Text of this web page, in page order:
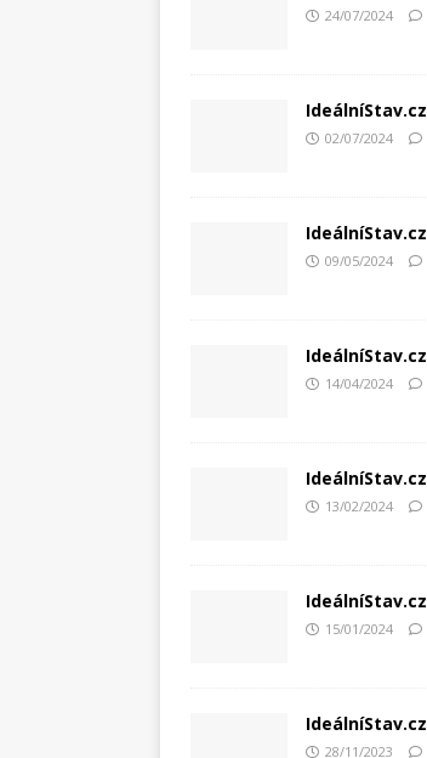
24/07/2024
IdeálníStav.cz
02/07/2024
IdeálníStav.cz
09/05/2024
IdeálníStav.cz
14/04/2024
IdeálníStav.cz
13/02/2024
IdeálníStav.cz
15/01/2024
IdeálníStav.cz
28/11/2023